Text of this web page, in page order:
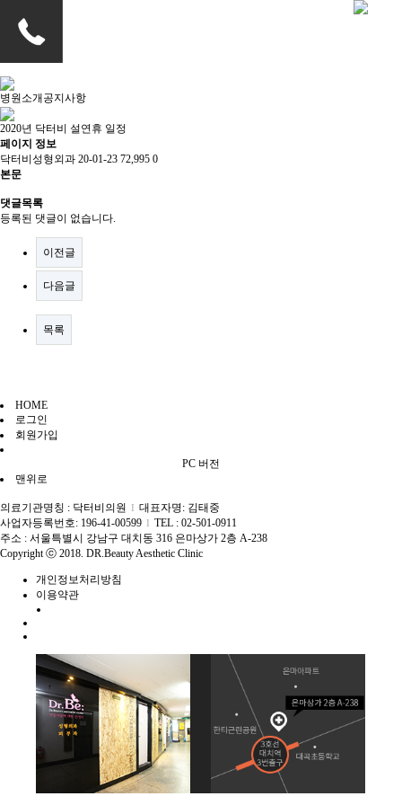
병원소개 공지사항
2020년 닥터비 설연휴 일정
페이지 정보
닥터비성형외과 20-01-23 72,995 0
본문
댓글목록
등록된 댓글이 없습니다.
이전글
다음글
목록
HOME
로그인
회원가입
PC 버전
맨위로
의료기관명칭 : 닥터비의원 I 대표자명: 김태중
사업자등록번호: 196-41-00599 I TEL : 02-501-0911
주소 : 서울특별시 강남구 대치동 316 은마상가 2층 A-238
Copyright ⓒ 2018. DR.Beauty Aesthetic Clinic
개인정보처리방침
이용약관